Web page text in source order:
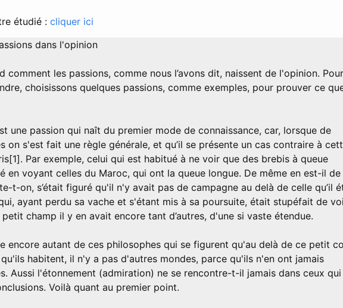
étudié : cliquer ici
dans l'opinion
comment les passions, comme nous l’avons dit, naissent de l'opinion.
choisissons quelques passions, comme exemples, pour prouver ce
une passion qui naît du premier mode de connaissance, car, lorsque de
on s'est fait une règle générale, et qu’il se présente un cas contraire à
Par exemple, celui qui est habitué à ne voir que des brebis à queue
en voyant celles du Maroc, qui ont la queue longue. De même en est-il de
t-on, s’était figuré qu'il n'y avait pas de campagne au delà de celle qu’il
ayant perdu sa vache et s'étant mis à sa poursuite, était stupéfait de
petit champ il y en avait encore tant d’autres, d'une si vaste étendue.
encore autant de ces philosophes qui se figurent qu'au delà de ce petit
habitent, il n'y a pas d'autres mondes, parce qu'ils n'en ont jamais
Aussi l'étonnement (admiration) ne se rencontre-t-il jamais dans ceux qui
Voilà quant au premier point.